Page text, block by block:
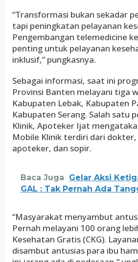
“Transformasi bukan sekadar
tapi peningkatan pelayanan
Pengembangan telemedicine
penting untuk pelayanan
inklusif,” pungkasnya.
Sebagai informasi, saat ini
Provinsi Banten melayani tiga
Kabupaten Lebak, Kabupaten
Kabupaten Serang. Salah satu
Klinik, Apoteker Ijat
Mobile Klinik terdiri dari
apoteker, dan sopir.
Baca Juga
Gelar Aksi
GAL : Tak Pernah Ada
“Masyarakat menyambut
Pernah melayani 100 orang
Kesehatan Gratis (CKG).
disambut antusias para ibu